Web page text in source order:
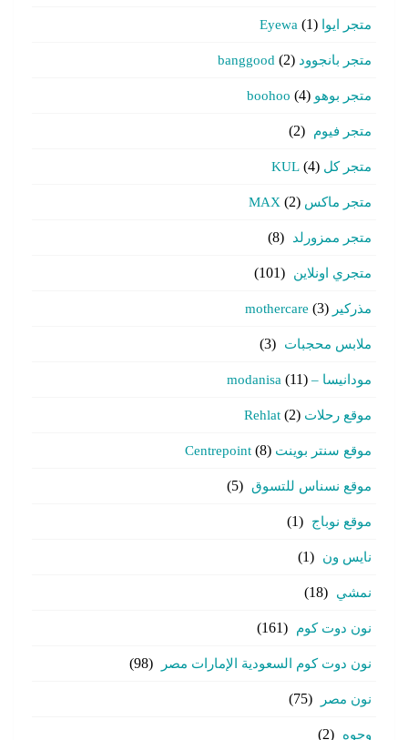
متجر ايوا Eyewa (1)
متجر بانجوود banggood (2)
متجر بوهو boohoo (4)
متجر فيوم (2)
متجر كل KUL (4)
متجر ماكس MAX (2)
متجر ممزورلد (8)
متجري اونلاين (101)
مذركير mothercare (3)
ملابس محجبات (3)
مودانيسا – modanisa (11)
موقع رحلات Rehlat (2)
موقع سنتر بوينت Centrepoint (8)
موقع نسناس للتسوق (5)
موقع نوباج (1)
نايس ون (1)
نمشي (18)
نون دوت كوم (161)
نون دوت كوم السعودية الإمارات مصر (98)
نون مصر (75)
وجوه (2)